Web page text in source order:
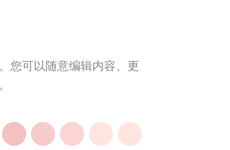
您可以随意编辑内容、更